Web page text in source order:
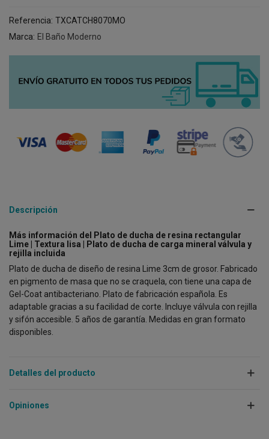
Referencia: TXCATCH8070MO
Marca: El Baño Moderno
Descripción
Más información del Plato de ducha de resina rectangular
Lime | Textura lisa | Plato de ducha de carga mineral válvula y
rejilla incluida
Plato de ducha de diseño de resina Lime 3cm de grosor. Fabricado
en pigmento de masa que no se craquela, con tiene una capa de
Gel-Coat antibacteriano. Plato de fabricación española. Es
adaptable gracias a su facilidad de corte. Incluye válvula con rejilla
y sifón accesible. 5 años de garantía. Medidas en gran formato
disponibles.
Detalles del producto
Opiniones